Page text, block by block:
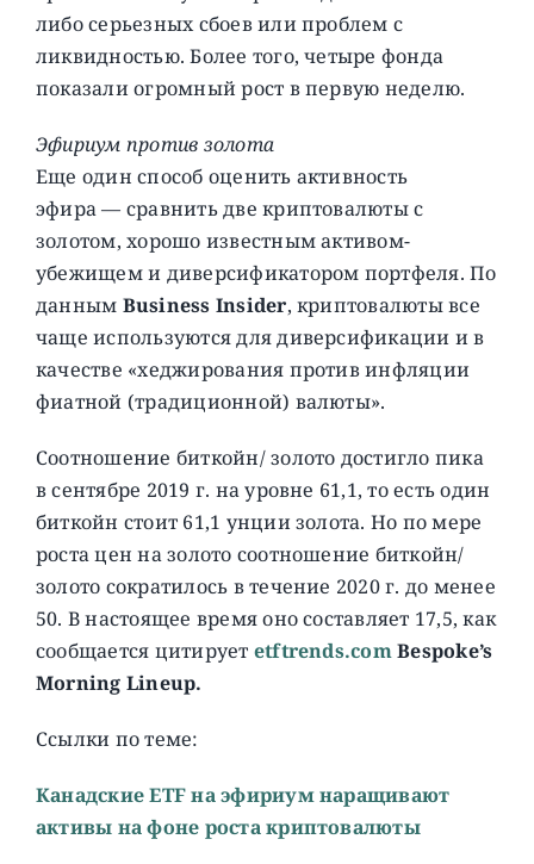
либо серьезных сбоев или проблем с
ликвидностью. Более того, четыре фонда
показали огромный рост в первую неделю.
Эфириум против золота
Еще один способ оценить активность
эфира — сравнить две криптовалюты с
золотом, хорошо известным активом-
убежищем и диверсификатором портфеля. По
данным Business Insider, криптовалюты все
чаще используются для диверсификации и в
качестве «хеджирования против инфляции
фиатной (традиционной) валюты».
Соотношение биткойн/ золото достигло пика
в сентябре 2019 г. на уровне 61,1, то есть один
биткойн стоит 61,1 унции золота. Но по мере
роста цен на золото соотношение биткойн/
золото сократилось в течение 2020 г. до менее
50. В настоящее время оно составляет 17,5, как
сообщается цитирует etftrends.comBespoke’s
Morning Lineup.
Ссылки по теме:
Канадские ETF на эфириум наращивают
активы на фоне роста криптовалюты